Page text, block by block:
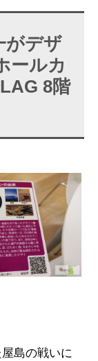
がデザ
ールカ
8階
島の戦いに